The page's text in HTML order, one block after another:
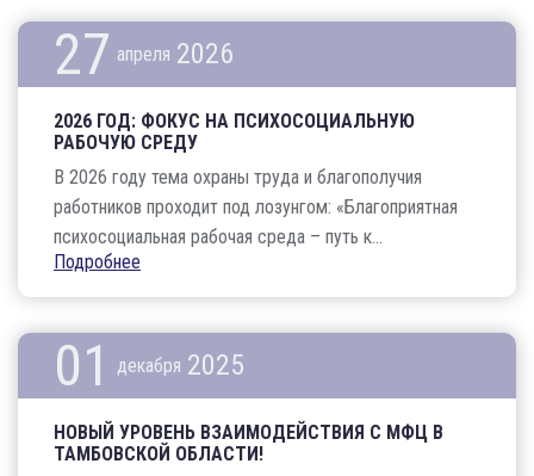
27 апреля 2026
2026 ГОД: ФОКУС НА ПСИХОСОЦИАЛЬНУЮ
РАБОЧУЮ СРЕДУ
В 2026 году тема охраны труда и благополучия
работников проходит под лозунгом: «Благоприятная
психосоциальная рабочая среда – путь к...
Подробнее
01 декабря 2025
НОВЫЙ УРОВЕНЬ ВЗАИМОДЕЙСТВИЯ С МФЦ В
ТАМБОВСКОЙ ОБЛАСТИ!